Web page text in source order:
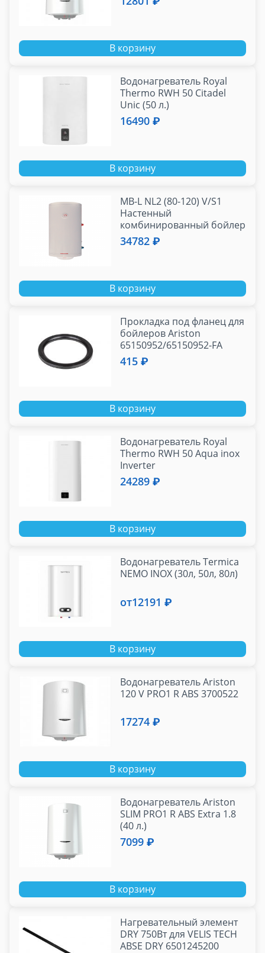
В корзину
Водонагреватель Royal
Thermo RWH 50 Citadel
Unic (50 л.)
16490 ₽
В корзину
MB-L NL2 (80-120) V/S1
Настенный
комбинированный бойлер
верт. ТЭН - 3кВт
34782 ₽
В корзину
Прокладка под фланец для
бойлеров Ariston
65150952/65150952-FA
415 ₽
В корзину
Водонагреватель Royal
Thermo RWH 50 Aqua inox
Inverter
24289 ₽
В корзину
Водонагреватель Termica
NEMO INOX (30л, 50л, 80л)
от12191 ₽
В корзину
Водонагреватель Ariston
120 V PRO1 R ABS 3700522
17274 ₽
В корзину
Водонагреватель Ariston
SLIM PRO1 R ABS Extra 1.8
(40 л.)
7099 ₽
В корзину
Нагревательный элемент
DRY 750Вт для VELIS TECH
ABSE DRY 6501245200